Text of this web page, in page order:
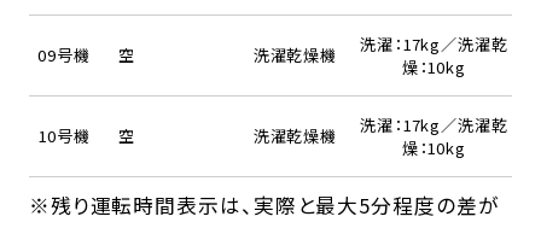
09号機 空 洗濯乾燥機
洗濯：17kg／洗濯乾
燥：10kg
10号機 空 洗濯乾燥機
洗濯：17kg／洗濯乾
燥：10kg
※残り運転時間表示は、実際と最大5分程度の差が